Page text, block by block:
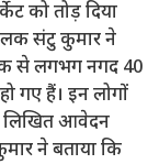
को तोड़ दिया
संटु कुमार ने
से लगभग नगद 40
गए हैं। इन लोगों
लिखित आवेदन
ने बताया कि